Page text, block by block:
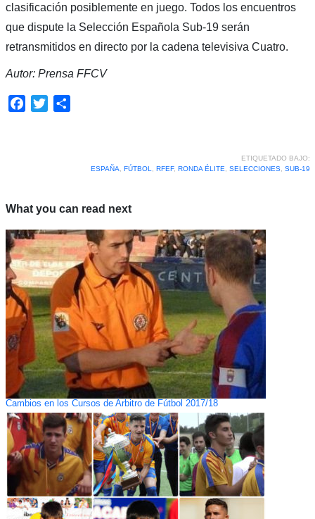
clasificación posiblemente en juego. Todos los encuentros
que dispute la Selección Española Sub-19 serán
retransmitidos en directo por la cadena televisiva Cuatro.
Autor: Prensa FFCV
Facebook
Twitter
ETIQUETADO BAJO:
ESPAÑA
FÚTBOL RFEF, RONDA ÉLITE SELECCIONES, SUB-19
What you can read next
Cambios en los Cursos de Arbitro de Fútbol 2017/18